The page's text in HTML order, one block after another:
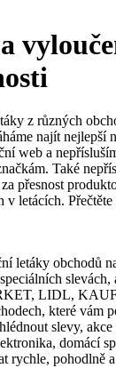
z různých
najít nejlepší
web a
Také
přesnost
v letácích.
letáky obchodů
LIDL,
které vám
slevy,
domácí
rychle, pohodlně